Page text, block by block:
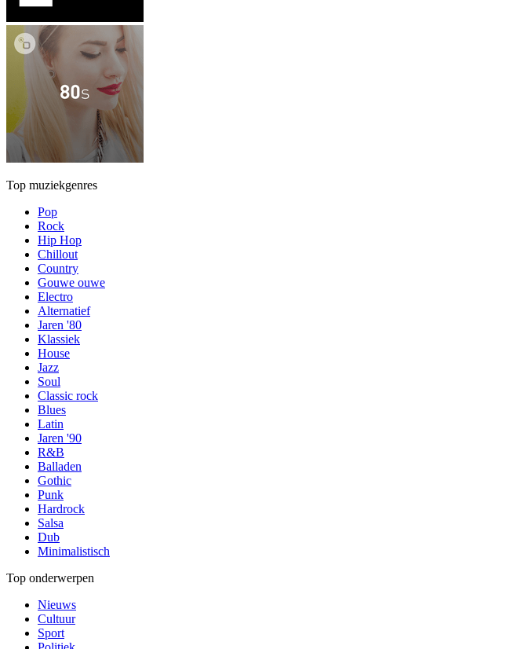
Top muziekgenres
Pop
Rock
Hip Hop
Chillout
Country
Gouwe ouwe
Electro
Alternatief
Jaren '80
Klassiek
House
Jazz
Soul
Classic rock
Blues
Latin
Jaren '90
R&B
Balladen
Gothic
Punk
Hardrock
Salsa
Dub
Minimalistisch
Top onderwerpen
Nieuws
Cultuur
Sport